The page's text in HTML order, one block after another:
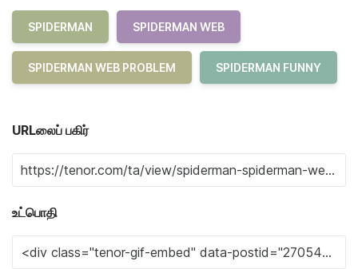
SPIDERMAN SPIDERMAN WEB
SPIDERMAN WEB PROBLEM SPIDERMAN FUNNY
URLலைப் பகிர்
உட்பொதி